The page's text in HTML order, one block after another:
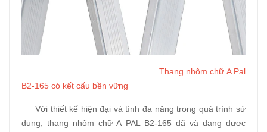
Thang nhôm chữ A Pal
B2-165 có kết cấu bền vững
Với thiết kế hiện đại và tính đa năng trong quá trình sử
dụng, thang nhôm chữ A PAL B2-165 đã và đang được